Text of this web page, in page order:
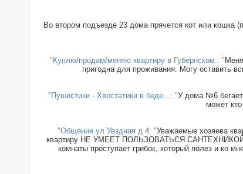
Во втором подъезде 23 дома прячется кот или кошка
"Куплю/продам/меняю квартиру в Губернском.: "
пригодна для проживания. Могу оставить
"Пушистики - Хвостатики в беде...: "У дома №6 бегает
может
"Общение ул Уездная д 4: "Уважаемые хозяева
квартиру НЕ УМЕЕТ ПОЛЬЗОВАТЬСЯ САНТЕХНИКОЙ,
комнаты проступает грибок, который полез